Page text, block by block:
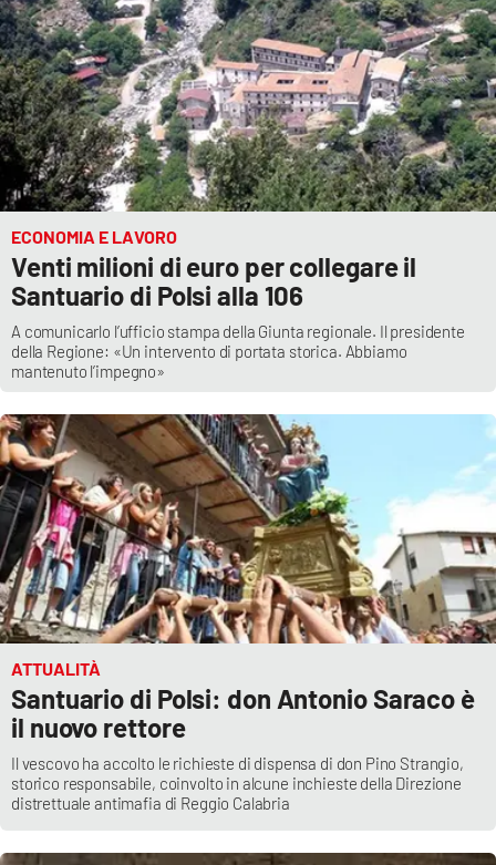
Lacplay.it
Lactv.it
Laconair.it
Lacitymag.it
Lacapitalenews.it
Ilreggino.it
Cosenzachannel.it
Catanzarochannel.it
APP
Android
Apple
ECONOMIA E LAVORO
Venti milioni di euro per collegare il
Santuario di Polsi alla 106
A comunicarlo l’ufficio stampa della Giunta regionale. Il presidente
della Regione: «Un intervento di portata storica. Abbiamo
mantenuto l’impegno»
ATTUALITÀ
Santuario di Polsi: don Antonio Saraco è
il nuovo rettore
Il vescovo ha accolto le richieste di dispensa di don Pino Strangio,
storico responsabile, coinvolto in alcune inchieste della Direzione
distrettuale antimafia di Reggio Calabria